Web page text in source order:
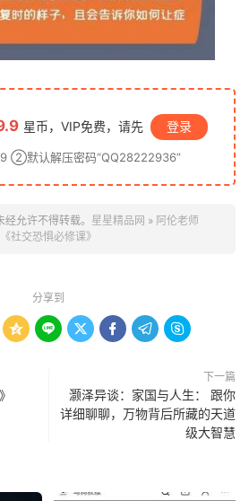
星币，VIP免费，请先 登录
②默认解压密码“QQ28222936”
允许不得转载。 星星精品网 » 阿伦老师
《社交恐惧必修课》
分享到
     
下一篇
灏泽异谈：家国与人生： 跟你
详细聊聊，万物背后所藏的天道
级大智慧